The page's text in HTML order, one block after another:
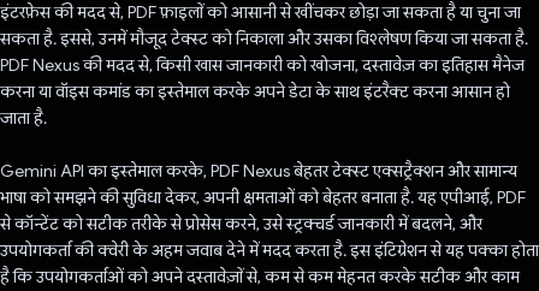
इंटरफ़ेस की मदद से, PDF फ़ाइलों को आसानी से खींचकर छोड़ा जा सकता है या चुना जा
सकता है. इससे, उनमें मौजूद टेक्स्ट को निकाला और उसका विश्लेषण किया जा सकता है.
PDF Nexus की मदद से, किसी खास जानकारी को खोजना, दस्तावेज़ का इतिहास मैनेज
करना या वॉइस कमांड का इस्तेमाल करके अपने डेटा के साथ इंटरैक्ट करना आसान हो
जाता है.
Gemini API का इस्तेमाल करके, PDF Nexus बेहतर टेक्स्ट एक्सट्रैक्शन और सामान्य
भाषा को समझने की सुविधा देकर, अपनी क्षमताओं को बेहतर बनाता है. यह एपीआई, PDF
से कॉन्टेंट को सटीक तरीके से प्रोसेस करने, उसे स्ट्रक्चर्ड जानकारी में बदलने, और
उपयोगकर्ता की क्वेरी के अहम जवाब देने में मदद करता है. इस इंटिग्रेशन से यह पक्का होता
है कि उपयोगकर्ताओं को अपने दस्तावेज़ों से, कम से कम मेहनत करके सटीक और काम